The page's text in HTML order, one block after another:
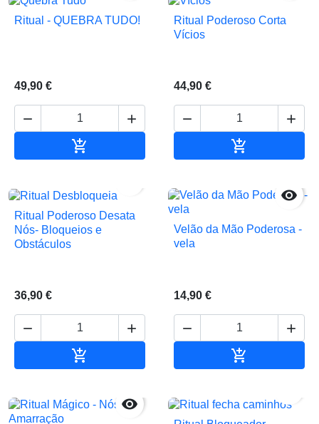
Ritual - QUEBRA TUDO!
49,90 €
 

Ritual Poderoso Corta
Vícios
44,90 €
 

Ritual Poderoso Desata
Nós- Bloqueios e
Obstáculos
36,90 €
 


Velão da Mão Poderosa -
vela
14,90 €
 

